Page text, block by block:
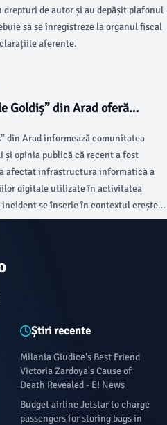
drepturi de autor și au depășit plafonul
să se înregistreze la organul fiscal
aferente.
Goldiș” din Arad oferă
instituției
din Arad informează comunitatea
opinia publică că recent a fost
afectat infrastructura informatică a
digitale utilizate în activitatea
se înscrie în contextul creșterii
împotriva instituțiilor publice
Știri recente
Milania Giudice's Best Friend
Victoria Zardoya's Cause of
Death Revealed - E! News
Budget airline Jetstar to charge
passengers for storing bags in